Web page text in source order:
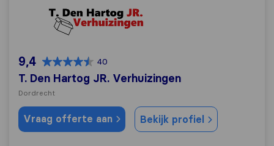
9,4 40
T. Den Hartog JR. Verhuizingen
Dordrecht
Vraag offerte aan Bekijk profiel